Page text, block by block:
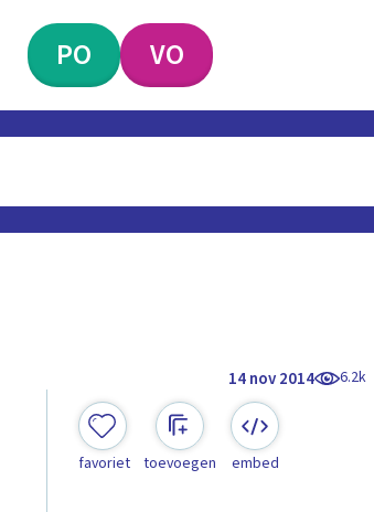
PO VO
14 nov 2014 6.2k
favoriet toevoegen embed